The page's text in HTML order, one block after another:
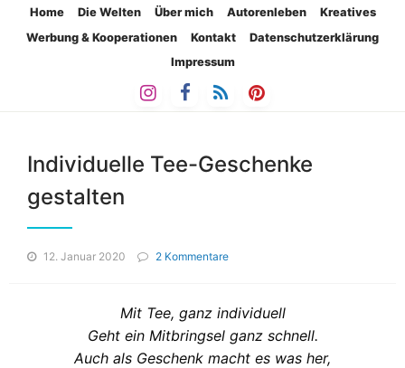
Home Die Welten Über mich Autorenleben
Kreatives
Werbung & Kooperationen
Kontakt
Datenschutzerklärung
Impressum
Individuelle Tee-Geschenke
gestalten
12. Januar 2020 2 Kommentarezu
Geschenke
gestalten
Mit Tee, ganz individuell
Geht ein Mitbringsel ganz schnell.
Auch als Geschenk macht es was her,